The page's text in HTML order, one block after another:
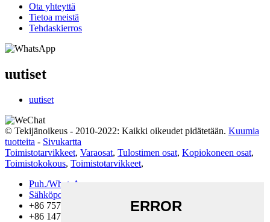
Ota yhteyttä
Tietoa meistä
Tehdaskierros
uutiset
uutiset
© Tekijänoikeus - 2010-2022: Kaikki oikeudet pidätetään. Kuumia
tuotteita - Sivukartta
Toimistotarvikkeet, Varaosat, Tulostimen osat, Kopiokoneen osat,
Toimistokokous, Toimistotarvikkeet,
Puh./WhatsApp
Sähköposti
+86 757 86771039
+86 14739630203